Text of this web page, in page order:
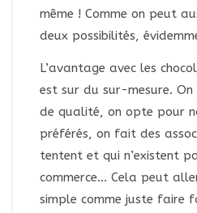
même ! Comme on peut
deux possibilités,
L’avantage avec les
est sur du sur-mesure.
de qualité, on opte pour
préférés, on fait des
tentent et qui n’existent
commerce… Cela peut
simple comme juste faire